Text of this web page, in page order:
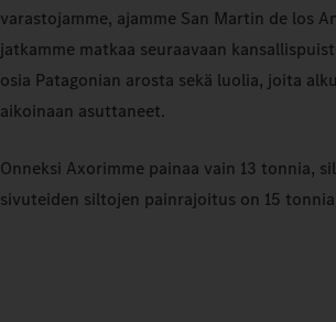
varastojamme, ajamme San Martin de los
jatkamme matkaa seuraavaan
osia Patagonian arosta sekä luolia, joita
aikoinaan asuttaneet.
Onneksi Axorimme painaa vain 13 tonnia,
sivuteiden siltojen painrajoitus on 15